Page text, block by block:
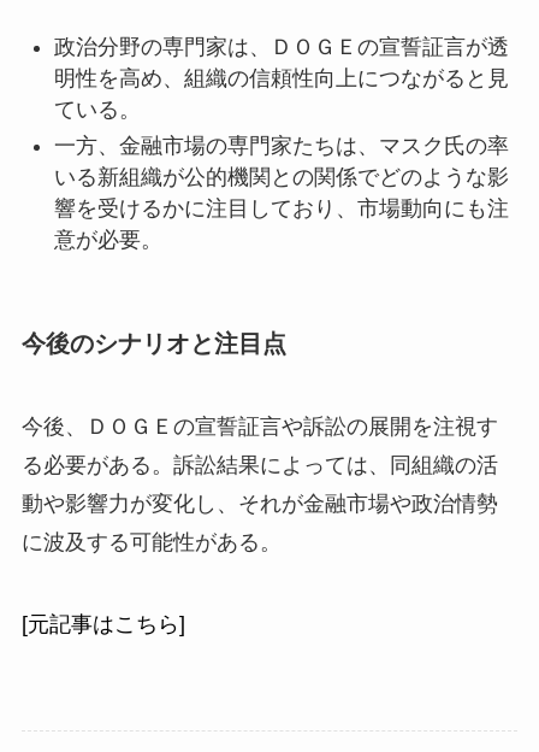
政治分野の専門家は、ＤＯＧＥの宣誓証言が透
明性を高め、組織の信頼性向上につながると見
ている。
一方、金融市場の専門家たちは、マスク氏の率
いる新組織が公的機関との関係でどのような影
響を受けるかに注目しており、市場動向にも注
意が必要。
今後のシナリオと注目点
今後、ＤＯＧＥの宣誓証言や訴訟の展開を注視す
る必要がある。訴訟結果によっては、同組織の活
動や影響力が変化し、それが金融市場や政治情勢
に波及する可能性がある。
[元記事はこちら]